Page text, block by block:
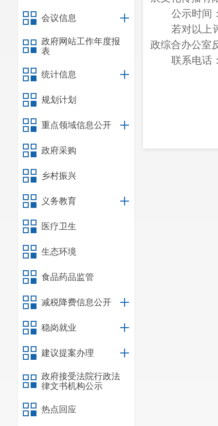
会议信息
政府网站工作年度报
表
统计信息
规划计划
重点领域信息公开
政府采购
乡村振兴
义务教育
医疗卫生
生态环境
食品药品监管
减税降费信息公开
稳岗就业
建议提案办理
政府接受法院行政法
律文书机构公示
热点回应
公示时间
若对以上
政综合办公室
联系电话